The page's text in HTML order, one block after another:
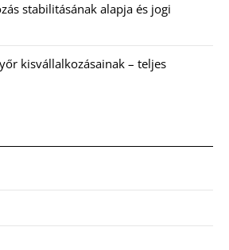
stabilitásának alapja és jogi
kisvállalkozásainak – teljes